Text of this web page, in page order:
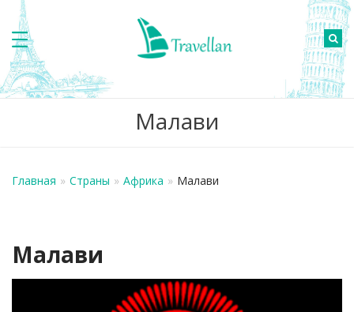
Малави
Главная » Страны » Африка » Малави
Малави